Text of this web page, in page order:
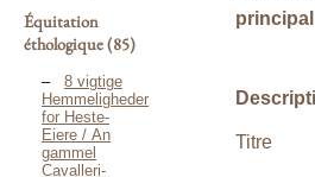
Équitation
éthologique(85)
8 vigtige
Hemmeligheder
for Heste-
Eiere / An
gammel
Cavalleri-
principal
Titre